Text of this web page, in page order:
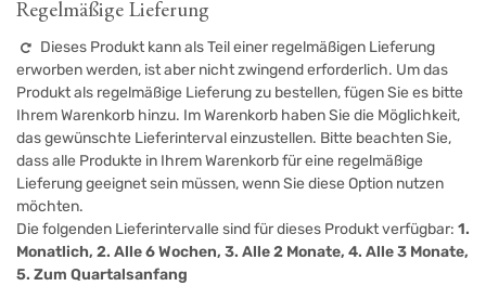
Regelmäßige Lieferung
Dieses Produkt kann als Teil einer regelmäßigen Lieferung
erworben werden, ist aber nicht zwingend erforderlich. Um das
Produkt als regelmäßige Lieferung zu bestellen, fügen Sie es bitte
Ihrem Warenkorb hinzu. Im Warenkorb haben Sie die Möglichkeit,
das gewünschte Lieferinterval einzustellen. Bitte beachten Sie,
dass alle Produkte in Ihrem Warenkorb für eine regelmäßige
Lieferung geeignet sein müssen, wenn Sie diese Option nutzen
möchten.
Die folgenden Lieferintervalle sind für dieses Produkt verfügbar: 1.
Monatlich, 2. Alle 6 Wochen, 3. Alle 2 Monate, 4. Alle 3 Monate,
5. Zum Quartalsanfang